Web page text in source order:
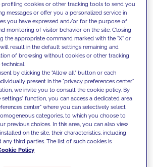
Model und fördern
durch
Frameworks,
Change-
Programme und
profiling cookies or other tracking tools to send you
messages or offer you a personalized service in
you have expressed and/or for the purpose of
monitoring of visitor behavior on the site. Closing
the appropriate command marked with the "X" or
result in the default settings remaining and
of browsing without cookies or other tracking
by clicking the "Allow all" button or each
present in the "privacy preferences center"
we invite you to consult the cookie policy. By
function, you can access a dedicated area
center" where you can selectively select
categories, to which you choose to
previous choices. In this area, you can also view
on the site, their characteristics, including
third parties. The list of such cookies is
Policy